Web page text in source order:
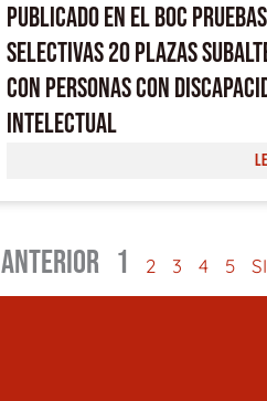
PUBLICADO EN EL BOC PRUEBAS
SELECTIVAS 20 PLAZAS
CON PERSONAS CON
INTELECTUAL
ANTERIOR 1 2 3 4 5